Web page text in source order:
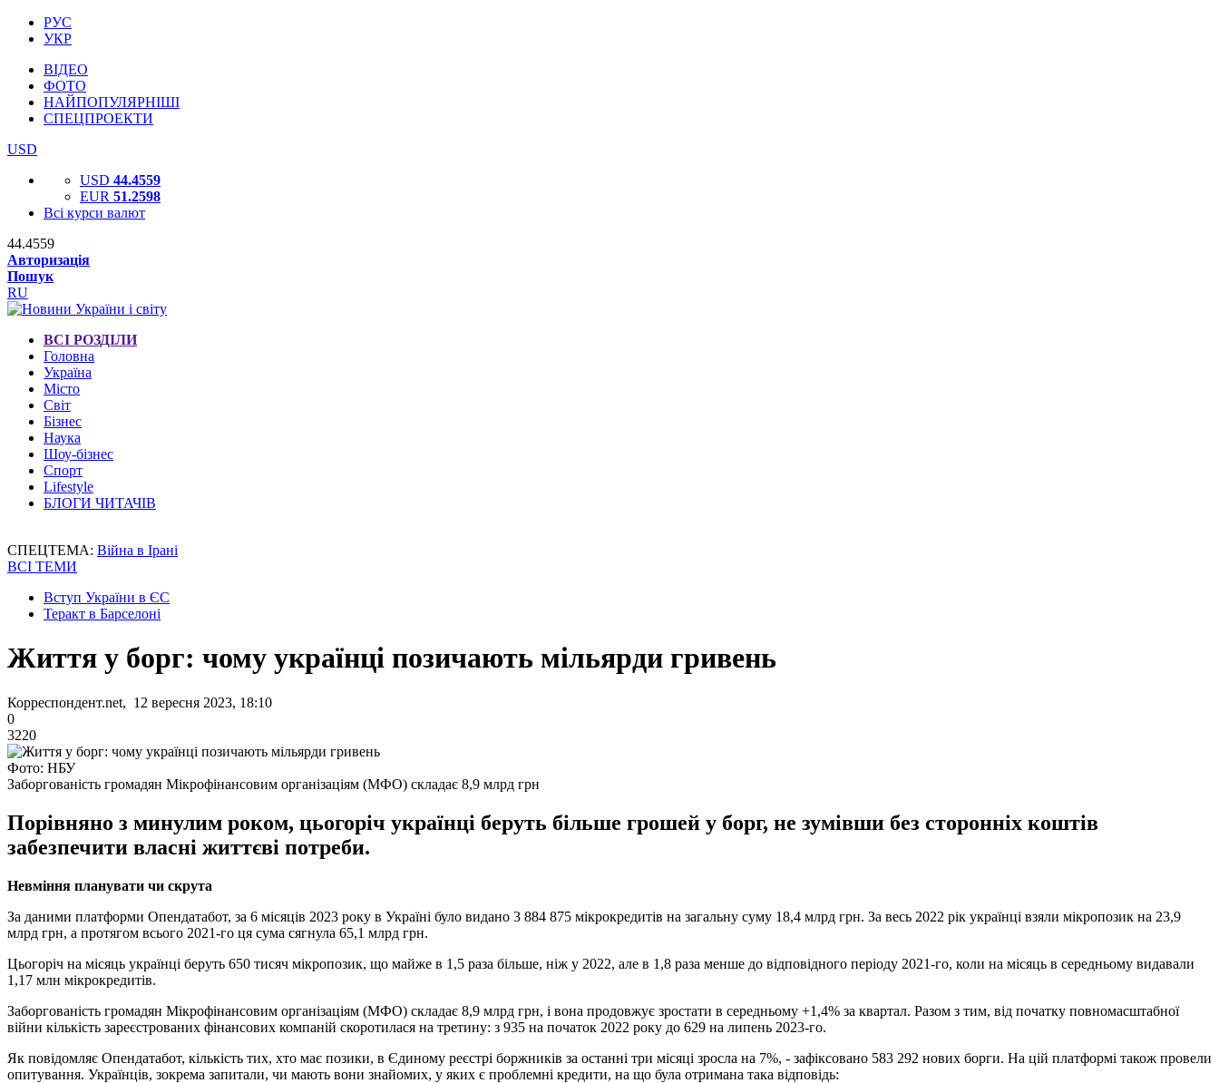
РУС
УКР
ВІДЕО
ФОТО
НАЙПОПУЛЯРНІШІ
СПЕЦПРОЕКТИ
USD
USD 44.4559
EUR 51.2598
Всі курси валют
44.4559
Авторизація
Пошук
RU
ВСІ РОЗДІЛИ
Головна
Україна
Місто
Світ
Бізнес
Наука
Шоу-бізнес
Спорт
Lifestyle
БЛОГИ ЧИТАЧІВ
СПЕЦТЕМА: Війна в Ірані
ВСІ ТЕМИ
Вступ України в ЄС
Теракт в Барселоні
Життя у борг: чому українці позичають мільярди гривень
Корреспондент.net, 12 вересня 2023, 18:10
0
3220
Фото: НБУ
Заборгованість громадян Мікрофінансовим організаціям (МФО) складає 8,9 млрд грн
Порівняно з минулим роком, цьогоріч українці беруть більше грошей у борг, не зумівши без сторонніх коштів
забезпечити власні життєві потреби.
Невміння планувати чи скрута
За даними платформи Опендатабот, за 6 місяців 2023 року в Україні було видано 3 884 875 мікрокредитів на загальну суму 18,4 млрд грн. За весь 2022 рік українці взяли мікропозик на 23,9
млрд грн, а протягом всього 2021-го ця сума сягнула 65,1 млрд грн.
Цьогоріч на місяць українці беруть 650 тисяч мікропозик, що майже в 1,5 раза більше, ніж у 2022, але в 1,8 раза менше до відповідного періоду 2021-го, коли на місяць в середньому видавали
1,17 млн мікрокредитів.
Заборгованість громадян Мікрофінансовим організаціям (МФО) складає 8,9 млрд грн, і вона продовжує зростати в середньому +1,4% за квартал. Разом з тим, від початку повномасштабної
війни кількість зареєстрованих фінансових компаній скоротилася на третину: з 935 на початок 2022 року до 629 на липень 2023-го.
Як повідомляє Опендатабот, кількість тих, хто має позики, в Єдиному реєстрі боржників за останні три місяці зросла на 7%, - зафіксовано 583 292 нових борги. На цій платформі також провели
опитування. Українців, зокрема запитали, чи мають вони знайомих, у яких є проблемні кредити, на що була отримана така відповідь: